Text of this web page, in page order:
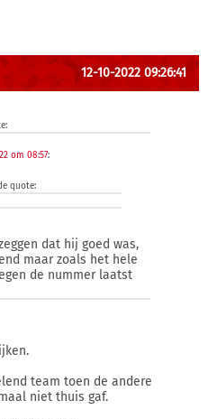
12-10-2022 09:26:41
om 08:57:
quote:
dat hij goed was,
maar zoals het hele
de nummer laatst
team toen de andere
niet thuis gaf.